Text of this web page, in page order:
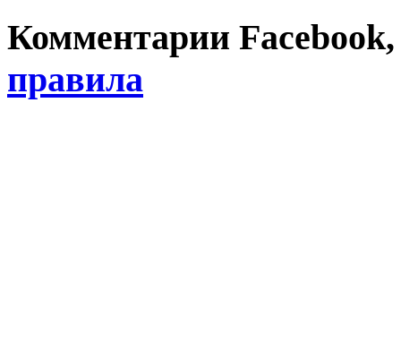
Комментарии
правила